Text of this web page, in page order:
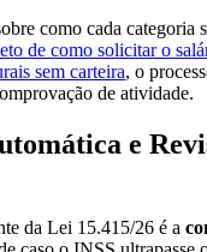
como cada categoria
de como solicitar o
sem carteira, o
de atividade.
e
da Lei 15.415/26 é a